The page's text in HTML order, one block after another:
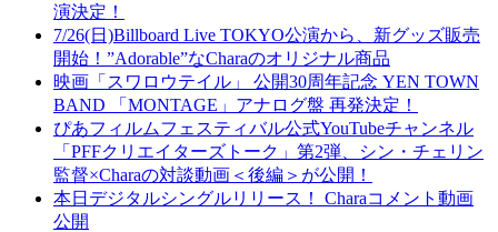
演決定！
7/26(日)Billboard Live TOKYO公演から、新グッズ販売
開始！”Adorable”なCharaのオリジナル商品
映画「スワロウテイル」 公開30周年記念 YEN TOWN
BAND 「MONTAGE」アナログ盤 再発決定！
ぴあフィルムフェスティバル公式YouTubeチャンネル
「PFFクリエイターズトーク」第2弾、シン・チェリン
監督×Charaの対談動画＜後編＞が公開！
本日デジタルシングルリリース！ Charaコメント動画
公開